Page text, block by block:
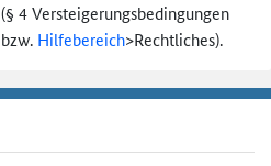
(§ 4 Versteigerungs­bedingungen
bzw. Hilfebereich>Rechtliches).